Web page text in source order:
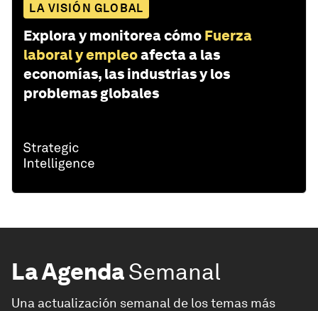
LA VISIÓN GLOBAL
Explora y monitorea cómo Fuerza
laboral y empleoafecta a las
economías, las industrias y los
problemas globales
La AgendaSemanal
Una actualización semanal de los temas más